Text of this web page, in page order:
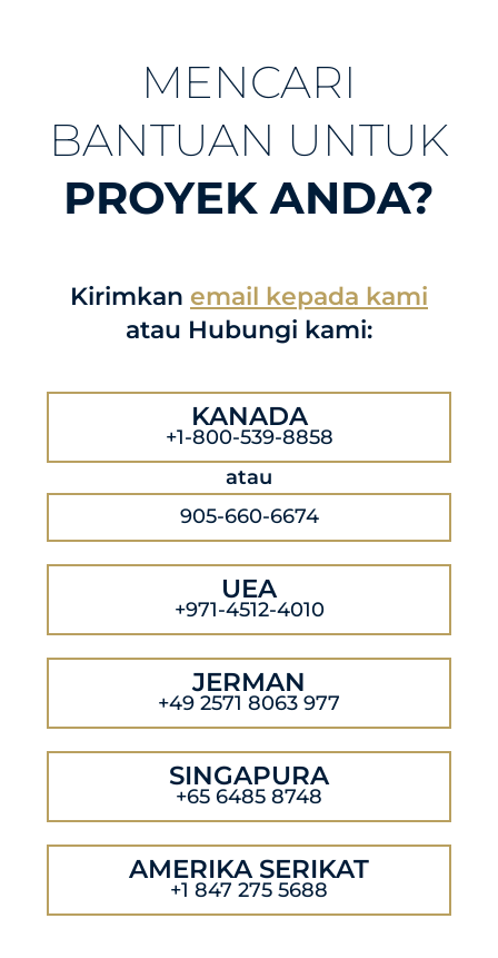
MENCARI
BANTUAN UNTUK
PROYEK ANDA?
Kirimkan email kepada kami
atau Hubungi kami:
KANADA
+1-800-539-8858
atau
905-660-6674
UEA
+971-4512-4010
JERMAN
+49 2571 8063 977
SINGAPURA
+65 6485 8748
AMERIKA SERIKAT
+1 847 275 5688